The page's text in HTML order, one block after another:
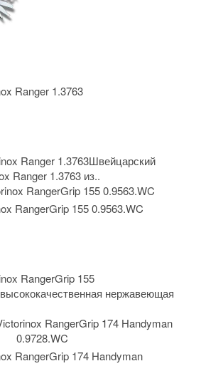
Ranger 1.3763
Ranger 1.3763Швейцарский
Ranger 1.3763 из..
RangerGrip 155 0.9563.WC
RangerGrip 155
нержавеющая
RangerGrip 174 Handyman